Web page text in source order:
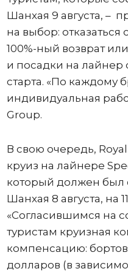
Шанхая 9 августа, –
на выбор: отказаться
100%-ный возврат
и посадки на
старта. «По каждому
индивидуальная
Group.
В свою очередь,
круиз на лайнере
который должен был
Шанхая 8 августа, на
«Согласившимся на
туристам круизная
компенсацию:
долларов (в